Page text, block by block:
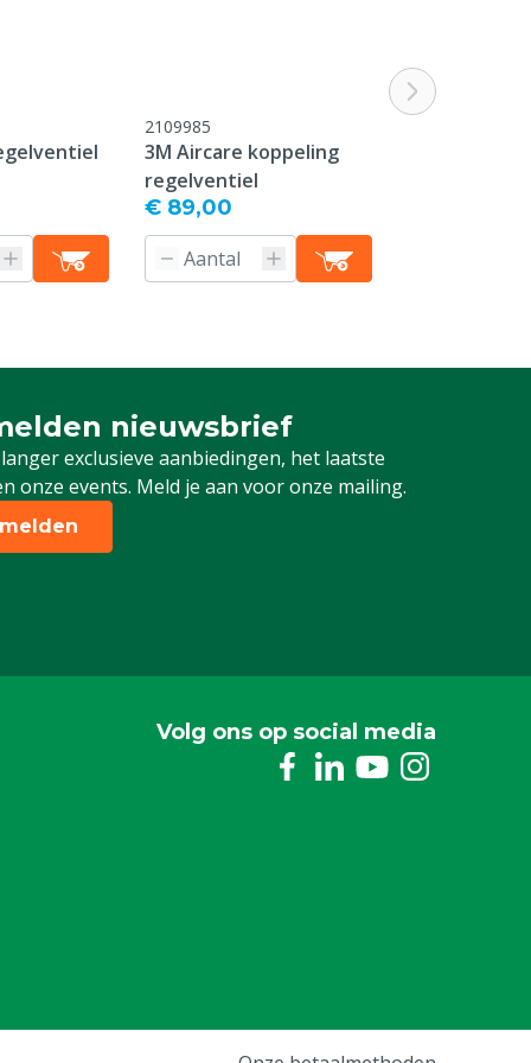
2109985
3M Aircare koppeling
regelventiel
€ 89,00
nieuwsbrief
exclusieve aanbiedingen, het laatste
onze events. Meld je aan voor onze mailing.
in voor onze nieuwsbrief
Volg ons op social media